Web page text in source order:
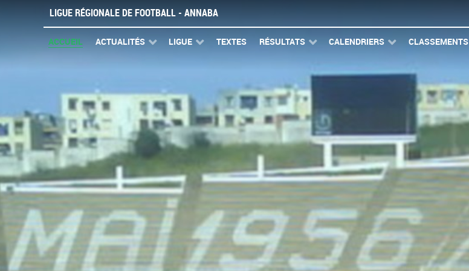
LIGUE RÉGIONALE DE FOOTBALL - ANNABA
ACCUEIL ACTUALITÉS LIGUE TEXTES RÉSULTATS CALENDRIERS CLASSEMENTS